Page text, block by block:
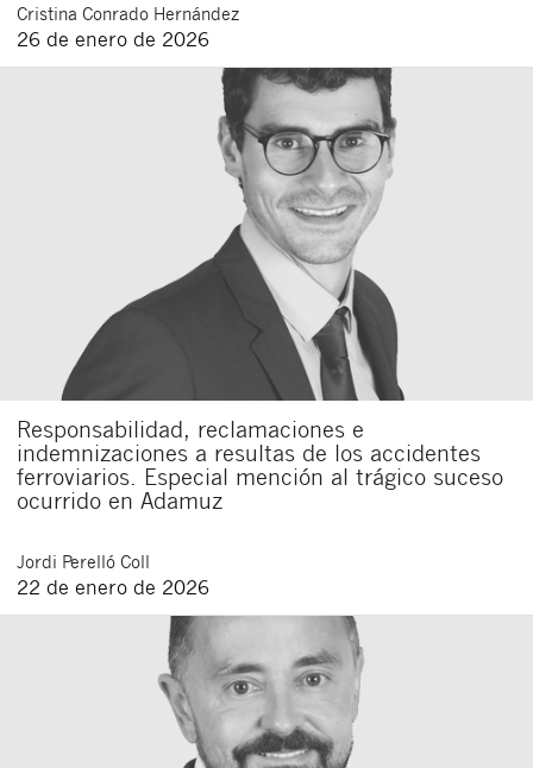
Cristina Conrado Hernández
26 de enero de 2026
Responsabilidad, reclamaciones e
indemnizaciones a resultas de los accidentes
ferroviarios. Especial mención al trágico suceso
ocurrido en Adamuz
Jordi Perelló Coll
22 de enero de 2026